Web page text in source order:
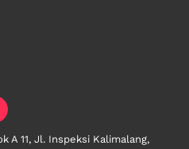
A 11, Jl. Inspeksi Kalimalang,